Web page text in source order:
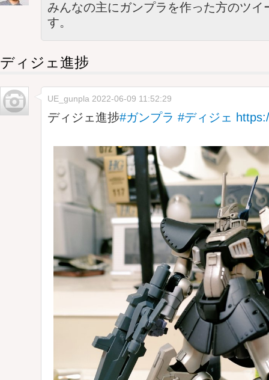
みんなの主にガンプラを作った方のツイ
す。
ディジェ進捗
UE_gunpla 2022-06-09 11:52:29
ディジェ進捗#ガンプラ #ディジェ